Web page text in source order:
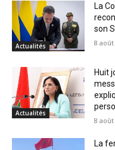
Actualités
La
son
8 août
Actualités
Huit
8 août
La